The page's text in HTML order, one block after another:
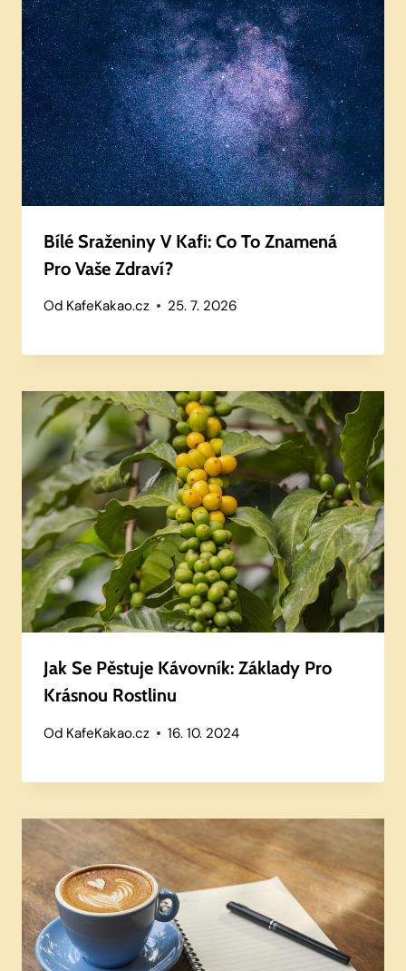
Bílé Sraženiny V Kafi: Co To Znamená
Pro Vaše Zdraví?
Od KafeKakao.cz 25. 7. 2026
Jak Se Pěstuje Kávovník: Základy Pro
Krásnou Rostlinu
Od KafeKakao.cz 16. 10. 2024